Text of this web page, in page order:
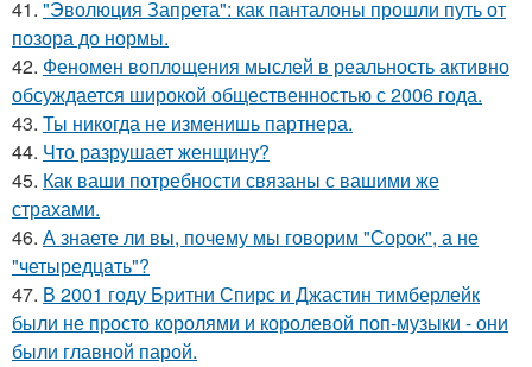
41. "Эволюция Запрета": как панталоны прошли путь от
позора до нормы.
42. Феномен воплощения мыслей в реальность активно
обсуждается широкой общественностью с 2006 года.
43. Ты никогда не изменишь партнера.
44. Что разрушает женщину?
45. Как ваши потребности связаны с вашими же
страхами.
46. А знаете ли вы, почему мы говорим "Сорок", а не
"четыредцать"?
47. В 2001 году Бритни Спирс и Джастин тимберлейк
были не просто королями и королевой поп-музыки - они
были главной парой.